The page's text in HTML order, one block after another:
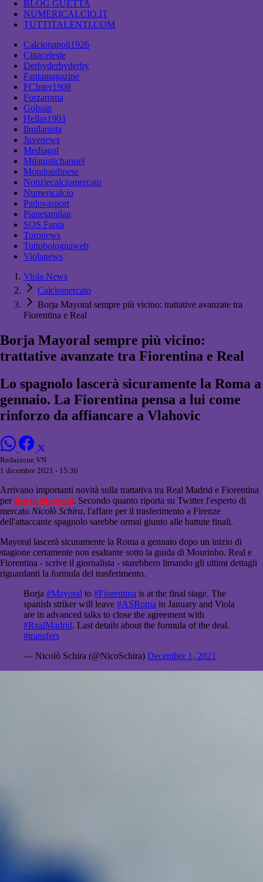
BLOG GUETTA
NUMERICALCIO.IT
TUTTITALENTI.COM
Calcionapoli1926
Cittaceleste
Derbyderbyderby
Fantamagazine
FCInter1908
Forzaroma
Golssip
Hellas1903
Ilmilanista
Juvenews
Mediagol
Milanistichannel
Mondoudinese
Notiziecalciomercato
Numericalcio
Padovasport
Pianetamilan
SOS Fanta
Toronews
Tuttobolognaweb
Violanews
Viola News
Calciomercato
Borja Mayoral sempre più vicino: trattative avanzate tra
Fiorentina e Real
Borja Mayoral sempre più vicino:
trattative avanzate tra Fiorentina e Real
Lo spagnolo lascerà sicuramente la Roma a
gennaio. La Fiorentina pensa a lui come
rinforzo da affiancare a Vlahovic
Redazione VN
1 dicembre 2021 - 15:30
Arrivano importanti novità sulla trattativa tra Real Madrid e Fiorentina
perBorja Mayoral. Secondo quanto riporta su Twitter l'esperto di
mercato Nicolò Schira, l'affare per il trasferimento a Firenze
dell'attaccante spagnolo sarebbe ormai giunto alle battute finali.
Mayoral lascerà sicuramente la Roma a gennaio dopo un inizio di
stagione certamente non esaltante sotto la guida di Mourinho. Real e
Fiorentina - scrive il giornalista - starebbero limando gli ultimi dettagli
riguardanti la formula del trasferimento.
Borja #Mayoral to #Fiorentina is at the final stage. The
spanish striker will leave #ASRoma in January and Viola
are in advanced talks to close the agreement with
#RealMadrid. Last details about the formula of the deal.
#transfers
— Nicolò Schira (@NicoSchira) December 1, 2021